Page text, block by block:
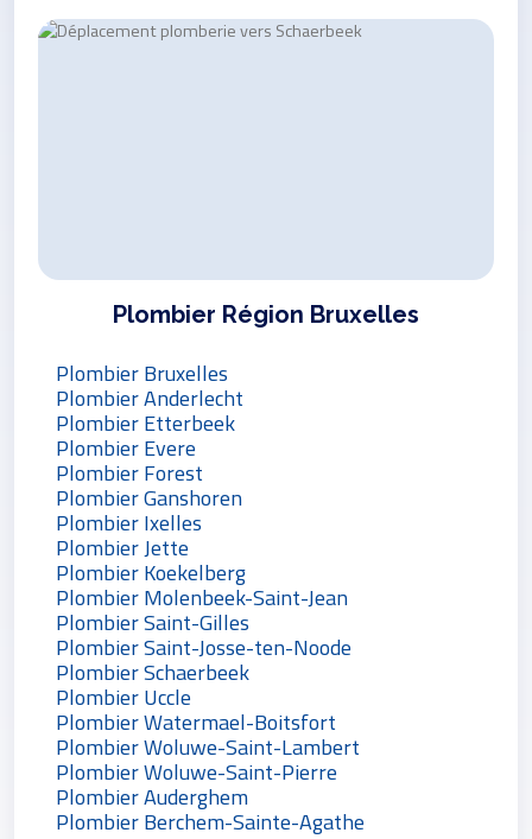
Plombier Région Bruxelles
Plombier Bruxelles
Plombier Anderlecht
Plombier Etterbeek
Plombier Evere
Plombier Forest
Plombier Ganshoren
Plombier Ixelles
Plombier Jette
Plombier Koekelberg
Plombier Molenbeek-Saint-Jean
Plombier Saint-Gilles
Plombier Saint-Josse-ten-Noode
Plombier Schaerbeek
Plombier Uccle
Plombier Watermael-Boitsfort
Plombier Woluwe-Saint-Lambert
Plombier Woluwe-Saint-Pierre
Plombier Auderghem
Plombier Berchem-Sainte-Agathe